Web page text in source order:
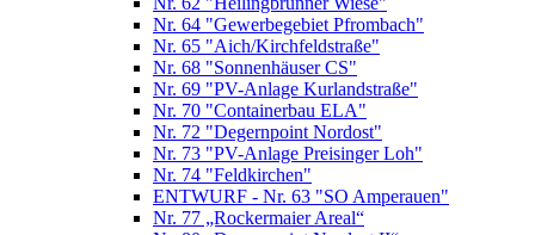
Nr. 64 "Gewerbegebiet Pfrombach"
Nr. 65 "Aich/Kirchfeldstraße"
Nr. 68 "Sonnenhäuser CS"
Nr. 69 "PV-Anlage Kurlandstraße"
Nr. 70 "Containerbau ELA"
Nr. 72 "Degernpoint Nordost"
Nr. 73 "PV-Anlage Preisinger Loh"
Nr. 74 "Feldkirchen"
ENTWURF - Nr. 63 "SO Amperauen"
Nr. 77 „Rockermaier Areal“